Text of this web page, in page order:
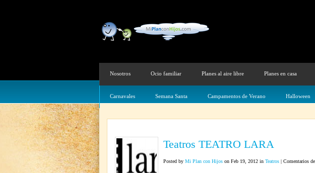
Nosotros Ocio familiar Planes al aire libre Planes en casa
Carnavales Semana Santa Campamentos de Verano Halloween
Teatros TEATRO LARA
Posted by Mi Plan con Hijos on Feb 19, 2012 in Teatros | Comentarios